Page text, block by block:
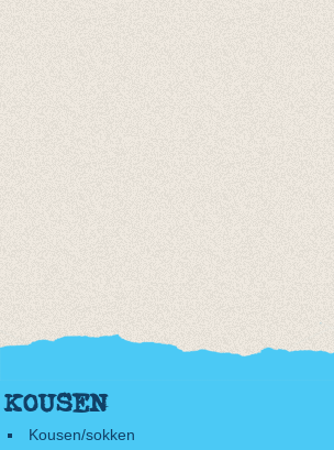
KOUSEN
Kousen/sokken